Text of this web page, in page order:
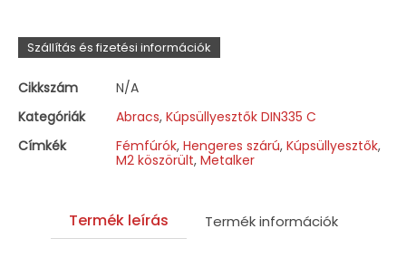
Szállítás és fizetési információk
Cikkszám
N/A
Kategóriák
Abracs, Kúpsüllyesztők DIN335 C
Címkék
Fémfúrók, Hengeres szárú, Kúpsüllyesztők,
M2 köszörült, Metalker
Termék leírás Termék információk